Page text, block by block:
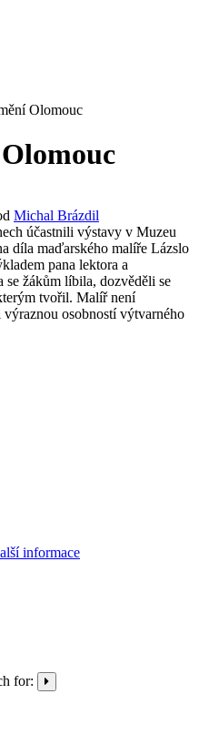
Olomouc
Michal Brázdil
účastnili výstavy v Muzeu
díla maďarského malíře Lázslo
pana lektora a
žákům líbila, dozvěděli se
tvořil. Malíř není
osobností výtvarného
informace
for: